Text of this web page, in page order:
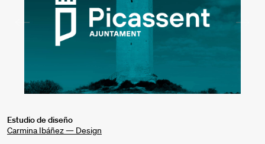
Estudio de diseño
Carmina Ibáñez — Design